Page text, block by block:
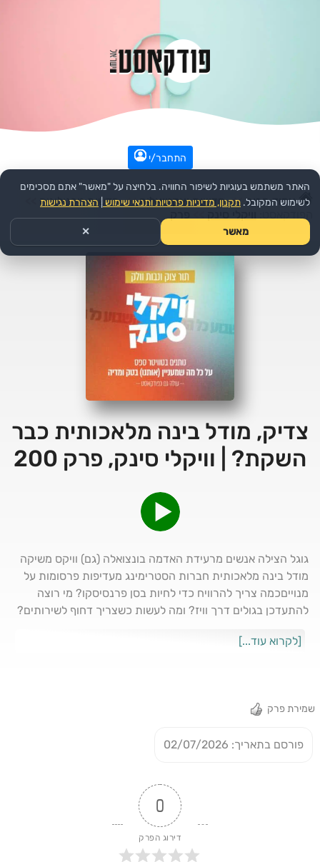
התחבר/י
עמוד הבית >> חדשות ואקטואליה >> חדשות טכנולוגיה
צדיק, מודל בינה מלאכותית כבר
השקת? | וויקלי סינק, פרק 200
גוגל הצילה אנשים מרעידת האדמה בונצואלה (גם) וויקס משיקה
מודל בינה מלאכותית חברות הסטרימינג מעדיפות פרסומות על
מנוייםכמה צריך להרוויח כדי לחיות בסן פרנסיסקו? מי רוצה
להתעדכן בגולים דרך וויז? ומה לעשות כשצריך דחוף לשירותים?
שאלות:להצטרפות לבוארד של וויקלי סינק
[לקרוא עוד...]
שמירת פרק
פורסם בתאריך: 02/07/2026
0
דירוג הפרק
האתר משתמש בעוגיות לשיפור החוויה. בלחיצה על "מאשר" אתם מסכימים
לשימוש המקובל. תקנון, מדיניות פרטיות ותנאי שימוש הצהרת נגישות
מאשר ✕